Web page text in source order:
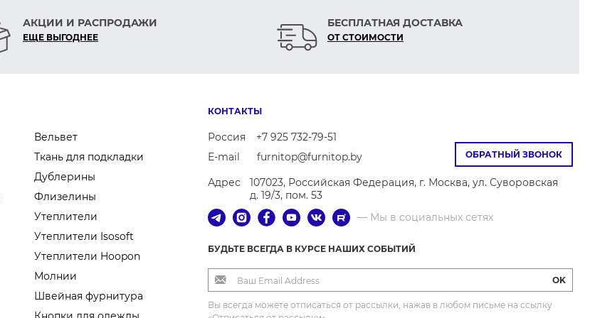
АКЦИИ И РАСПРОДАЖИ
ЕЩЕ ВЫГОДНЕЕ
БЕСПЛАТНАЯ ДОСТАВКА
ОТ СТОИМОСТИ
Вельвет
Ткань для подкладки
Дублерины
Флизелины
Утеплители
Утеплители Isosoft
Утеплители Hoopon
Молнии
Швейная фурнитура
ОБРАТНЫЙ ЗВОНОК
КОНТАКТЫ
Россия
+7 925 732-79-51
E-mail
furnitop@furnitop.by
Адрес
107023, Российская Федерация, г. Москва, ул. Суворовская
д. 19/3, пом. 53
— Мы в социальных сетях
БУДЬТЕ ВСЕГДА В КУРСЕ НАШИХ СОБЫТИЙ
OK
Вы всегда можете отписаться от рассылки, нажав в любом письме на ссылку